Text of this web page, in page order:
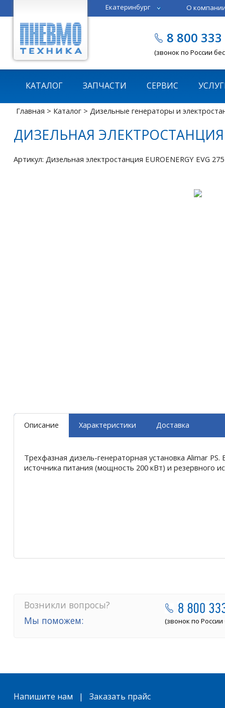
Екатеринбург
О
8 800
(звонок по России
КАТАЛОГ ЗАПЧАСТИ СЕРВИС
Главная > Каталог> Дизельные генераторы и
ДИЗЕЛЬНАЯ ЭЛЕКТРОСТАНЦИЯ
Артикул: Дизельная электростанция EUROENERGY EVG 275
Описание Характеристики Доставка
Трехфазная дизель-генераторная установка Alimar
источника питания (мощность 200 кВт) и резервного
Возникли вопросы?
Мы поможем:
(звонок по
Напишите нам | Заказать прайс